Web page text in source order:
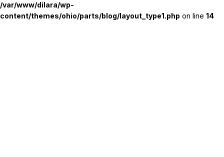
/var/www/dilara/wp-
content/themes/ohio/parts/blog/layout_type1.php on line 14